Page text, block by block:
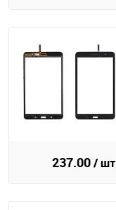
237.00/ шт